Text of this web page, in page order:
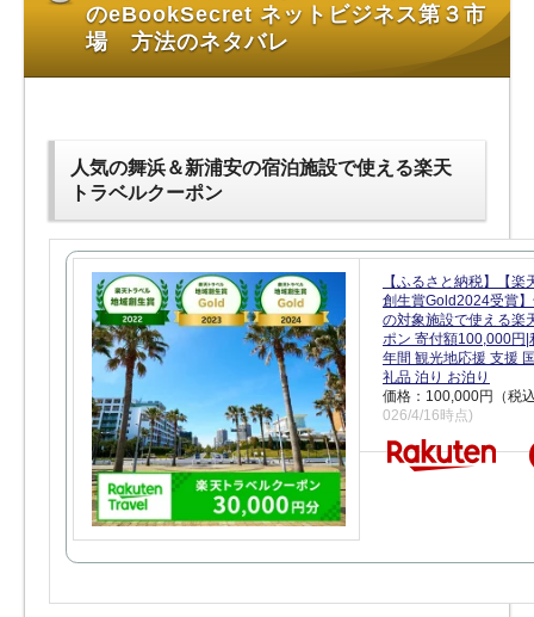
のeBookSecret ネットビジネス第３市
場 方法のネタバレ
人気の舞浜＆新浦安の宿泊施設で使える楽天
トラベルクーポン
【ふるさと納税】【楽
創生賞Gold2024受賞
の対象施設で使える楽
ポン 寄付額100,000円|
年間 観光地応援 支援
礼品 泊り お泊り
価格：100,000円（税
026/4/16時点)